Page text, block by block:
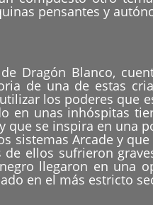
pensantes y
Dragón Blanco,
de una de estas
los poderes que
en unas inhóspitas
se inspira en una
sistemas Arcade y
ellos sufrieron
llegaron en una
en el más estricto